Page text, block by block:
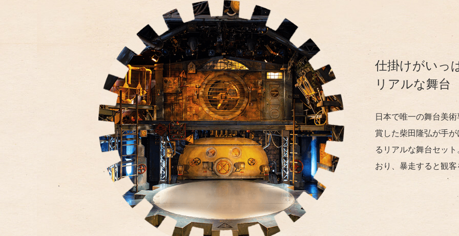
仕掛けがいっ
リアルな舞台
日本で唯一の舞台美
賞した柴田隆弘が手
るリアルな舞台セッ
おり、暴走すると観